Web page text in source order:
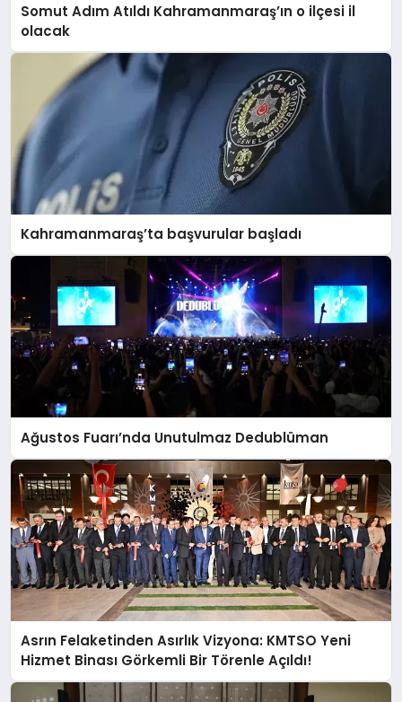
Somut Adım Atıldı Kahramanmaraş’ın o ilçesi il
olacak
Kahramanmaraş’ta başvurular başladı
Ağustos Fuarı’nda Unutulmaz Dedublüman
Asrın Felaketinden Asırlık Vizyona: KMTSO Yeni
Hizmet Binası Görkemli Bir Törenle Açıldı!